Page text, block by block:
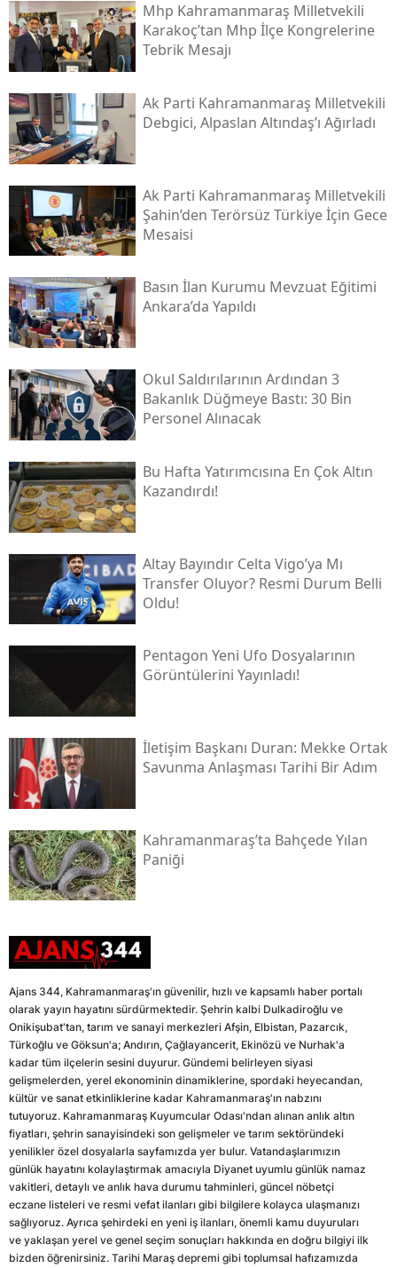
Mhp Kahramanmaraş Milletvekili
Karakoç’tan Mhp İlçe Kongrelerine
Tebrik Mesajı
Ak Parti Kahramanmaraş Milletvekili
Debgici, Alpaslan Altındaş’ı Ağırladı
Ak Parti Kahramanmaraş Milletvekili
Şahin’den Terörsüz Türkiye İçin Gece
Mesaisi
Basın İlan Kurumu Mevzuat Eğitimi
Ankara’da Yapıldı
Okul Saldırılarının Ardından 3
Bakanlık Düğmeye Bastı: 30 Bin
Personel Alınacak
Bu Hafta Yatırımcısına En Çok Altın
Kazandırdı!
Altay Bayındır Celta Vigo’ya Mı
Transfer Oluyor? Resmi Durum Belli
Oldu!
Pentagon Yeni Ufo Dosyalarının
Görüntülerini Yayınladı!
İletişim Başkanı Duran: Mekke Ortak
Savunma Anlaşması Tarihi Bir Adım
Kahramanmaraş’ta Bahçede Yılan
Paniği
Ajans 344, Kahramanmaraş'ın güvenilir, hızlı ve kapsamlı haber portalı
olarak yayın hayatını sürdürmektedir. Şehrin kalbi Dulkadiroğlu ve
Onikişubat'tan, tarım ve sanayi merkezleri Afşin, Elbistan, Pazarcık,
Türkoğlu ve Göksun'a; Andırın, Çağlayancerit, Ekinözü ve Nurhak'a
kadar tüm ilçelerin sesini duyurur. Gündemi belirleyen siyasi
gelişmelerden, yerel ekonominin dinamiklerine, spordaki heyecandan,
kültür ve sanat etkinliklerine kadar Kahramanmaraş'ın nabzını
tutuyoruz. Kahramanmaraş Kuyumcular Odası'ndan alınan anlık altın
fiyatları, şehrin sanayisindeki son gelişmeler ve tarım sektöründeki
yenilikler özel dosyalarla sayfamızda yer bulur. Vatandaşlarımızın
günlük hayatını kolaylaştırmak amacıyla Diyanet uyumlu günlük namaz
vakitleri, detaylı ve anlık hava durumu tahminleri, güncel nöbetçi
eczane listeleri ve resmi vefat ilanları gibi bilgilere kolayca ulaşmanızı
sağlıyoruz. Ayrıca şehirdeki en yeni iş ilanları, önemli kamu duyuruları
ve yaklaşan yerel ve genel seçim sonuçları hakkında en doğru bilgiyi ilk
bizden öğrenirsiniz. Tarihi Maraş depremi gibi toplumsal hafızamızda